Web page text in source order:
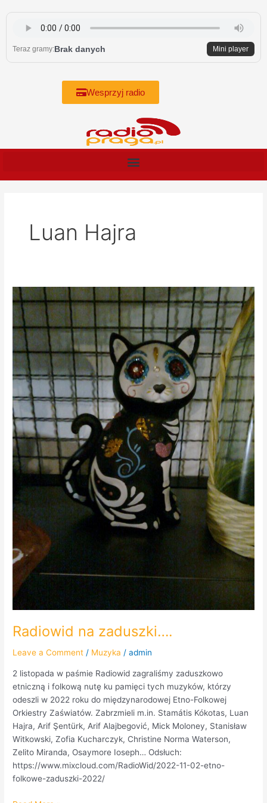
content
Teraz gramy:Brak danych Mini player
Wesprzyj radio
Luan Hajra
Radiowid na zaduszki….
Leave a Comment / Muzyka /admin
2 listopada w paśmie Radiowid zagraliśmy zaduszkowo
etniczną i folkową nutę ku pamięci tych muzyków, którzy
odeszli w 2022 roku do międzynarodowej Etno-Folkowej
Orkiestry Zaświatów. Zabrzmieli m.in. Stamátis Kókotas, Luan
Hajra, Arif Şentürk, Arif Alajbegović, Mick Moloney, Stanisław
Witkowski, Zofia Kucharczyk, Christine Norma Waterson,
Zelito Miranda, Osaymore Ioseph… Odsłuch:
https://www.mixcloud.com/RadioWid/2022-11-02-etno-
folkowe-zaduszki-2022/
Radiowid
na
zaduszki….